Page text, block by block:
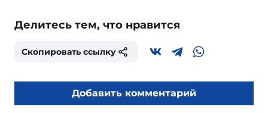
Делитесь тем, что нравится
Скопировать ссылку
Добавить комментарий